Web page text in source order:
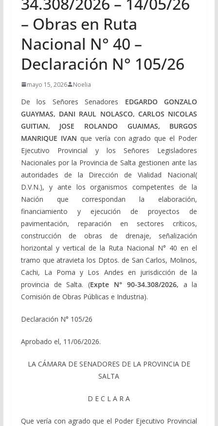
– Obras en Ruta
Nacional N° 40 –
Declaración N° 105/26
mayo 15, 2026 Noelia
De los Señores Senadores EDGARDO GONZALO
GUAYMAS, DANI RAUL NOLASCO, CARLOS NICOLAS
GUITIAN, JOSE ROLANDO GUAIMAS, BURGOS
MANRIQUE IVAN que vería con agrado que el Poder
Ejecutivo Provincial y los Señores Legisladores
Nacionales por la Provincia de Salta gestionen ante las
autoridades de la Dirección de Vialidad Nacional(
D.V.N.), y ante los organismos competentes de la
Nación que correspondan la elaboración,
financiamiento y ejecución de proyectos de
pavimentación, reparación en sectores críticos,
construcción de obras de drenaje, señalización
horizontal y vertical de la Ruta Nacional N° 40 en el
tramo que atravieta los Dptos. de San Carlos, Molinos,
Cachi, La Poma y Los Andes en jurisdicción de la
provincia de Salta. (Expte N° 90-34.308/2026, a la
Comisión de Obras Públicas e Industria).
Declaración N° 105/26
Aprobado el, 11/06/2026.
LA CÁMARA DE SENADORES DE LA PROVINCIA DE
SALTA
D E C L A R A
Que vería con agrado que el Poder Ejecutivo Provincial